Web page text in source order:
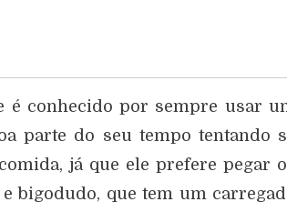
conhecido por sempre usar
parte do seu tempo tentando
já que ele prefere pegar
bigodudo, que tem um